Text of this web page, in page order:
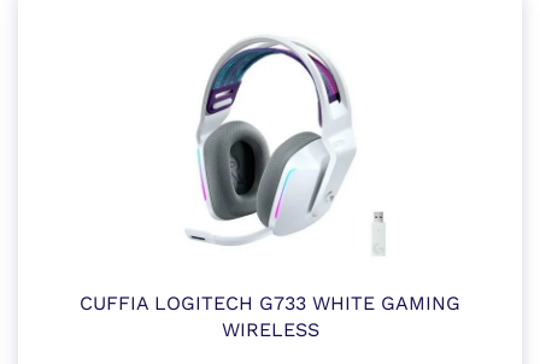
CUFFIA LOGITECH G733 WHITE GAMING
WIRELESS